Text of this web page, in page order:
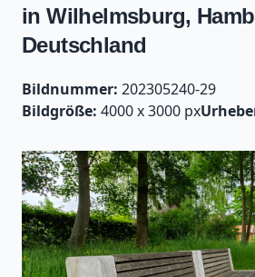
in Wilhelmsburg,
Deutschland
Bildnummer: 202305240-29
Bildgröße: 4000 x 3000 px